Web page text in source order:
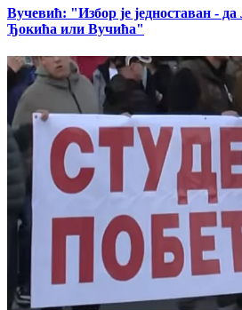
Вучевић: "Избор је једноставан - да
Ђокића или Вучића"